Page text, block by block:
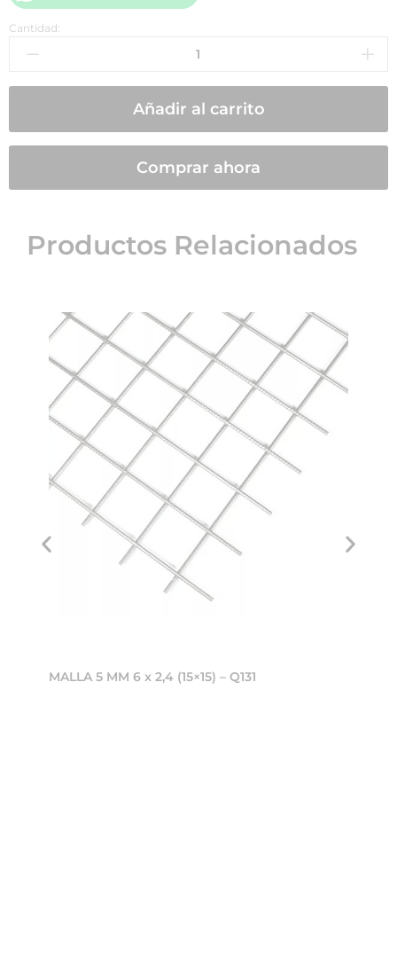
Cantidad:
Añadir al carrito
Comprar ahora
Productos Relacionados
MALLA 5 MM 6 x 2,4 (15×15) – Q131